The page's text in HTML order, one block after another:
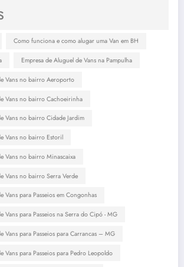
Como funciona e como alugar uma Van em BH
Empresa de Aluguel de Vans na Pampulha
Vans no bairro Aeroporto
Vans no bairro Cachoeirinha
Vans no bairro Cidade Jardim
Vans no bairro Estoril
Vans no bairro Minascaixa
Vans no bairro Serra Verde
Vans para Passeios em Congonhas
Vans para Passeios na Serra do Cipó - MG
Vans para Passeios para Carrancas – MG
Vans para Passeios para Pedro Leopoldo